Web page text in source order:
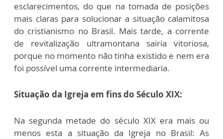
esclarecimentos, do que na tomada de posições
mais claras para solucionar a situação calamitosa
do cristianismo no Brasil. Mais tarde, a corrente
de revitalização ultramontana sairia vitoriosa,
porque no momento não tinha existido e nem era
foi possível uma corrente intermediaria.
Situação da Igreja em fins do Século XIX:
Na segunda metade do século XIX era mais ou
menos esta a situação da Igreja no Brasil: As